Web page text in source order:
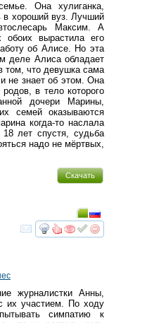
Она хулиганка,
в хороший вуз. Лучший
Максим. А
вырастила его
об Алисе. Но эта
деле Алиса обладает
том, что девушка сама
не знает об этом. Она
в тело которого
дочери Марины,
семей оказываются
когда-то наслала
лет спустя, судьба
надо не мёртвых,
Скачать
смотретьинтересует
журналистки Анны,
их участием. По ходу
симпатию к